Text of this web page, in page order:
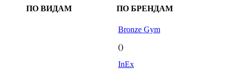
ПО ВИДАМ ПО БРЕНДАМ
Bronze Gym
()
InEx